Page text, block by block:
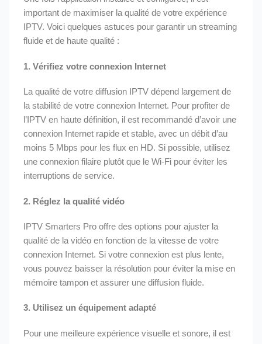
important de maximiser la qualité de votre expérience
IPTV. Voici quelques astuces pour garantir un streaming
fluide et de haute qualité :
1.Vérifiez votre connexion Internet
La qualité de votre diffusion IPTV dépend largement de
la stabilité de votre connexion Internet. Pour profiter de
l’IPTV en haute définition, il est recommandé d’avoir une
connexion Internet rapide et stable, avec un débit d’au
moins 5 Mbps pour les flux en HD. Si possible, utilisez
une connexion filaire plutôt que le Wi-Fi pour éviter les
interruptions de service.
2. Réglez la qualité vidéo
IPTV Smarters Pro offre des options pour ajuster la
qualité de la vidéo en fonction de la vitesse de votre
connexion Internet. Si votre connexion est plus lente,
vous pouvez baisser la résolution pour éviter la mise en
mémoire tampon et assurer une diffusion fluide.
3. Utilisez un équipement adapté
Pour une meilleure expérience visuelle et sonore, il est